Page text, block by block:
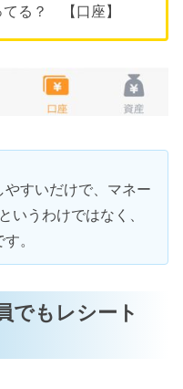
てる？ 【口座】
すいだけで、マネー
いうわけではなく、
。
もレシート